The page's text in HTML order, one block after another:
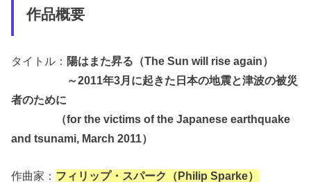
作品概要
タイトル： 陽はまた昇る（The Sun will rise again）
～2011年3月に起きた日本の地震と津波の被災
者のために
（for the victims of the Japanese earthquake
and tsunami, March 2011）
作曲家： フィリップ・スパーク（Philip Sparke）